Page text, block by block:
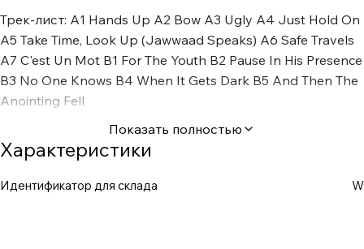
Трек-лист: A1 Hands Up A2 Bow A3 Ugly A4 Just Hold On
A5 Take Time, Look Up (Jawwaad Speaks) A6 Safe Travels
A7 C'est Un Mot B1 For The Youth B2 Pause In His Presence
B3 No One Knows B4 When It Gets Dark B5 And Then The
Anointing Fell
Показать полностью
Характеристики
Идентификатор для склада W